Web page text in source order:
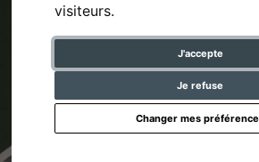
visiteurs.
J'accepte
Je refuse
Changer mes